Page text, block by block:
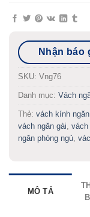
Nhận báo
SKU: Vng76
Danh mục: Vách
Thẻ: vách kính
vách ngăn gài vách
ngăn phòng ngủ
MÔ TẢ